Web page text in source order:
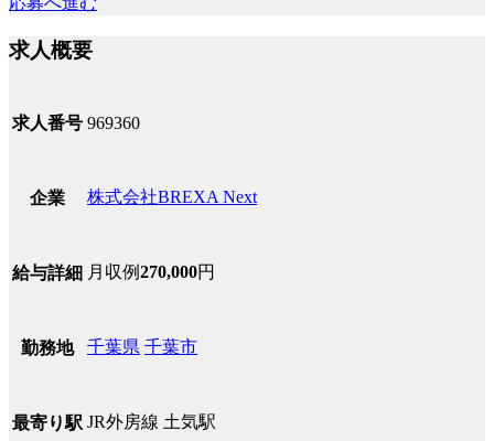
求人概要
求人番号 969360
企業 株式会社BREXA Next
給与詳細 月収例270,000円
勤務地 千葉県 千葉市
最寄り駅 JR外房線 土気駅